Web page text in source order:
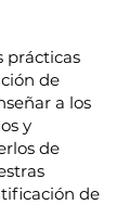
prácticas
de
a los
y
de
de